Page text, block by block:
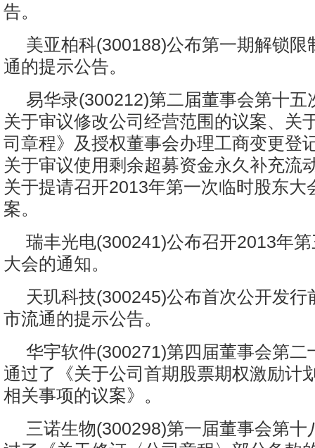
告。
美亚柏科(300188)公布第一期解锁限
通的提示公告。
易华录(300212)第二届董事会第十五
关于审议修改公司经营范围的议案、关
司章程》及授权董事会办理工商变更登
关于审议使用剩余超募资金永久补充流
关于提请召开2013年第一次临时股东大
案。
瑞丰光电(300241)公布召开2013年
大会的通知。
天玑科技(300245)公布首次公开发行
市流通的提示公告。
华宇软件(300271)第四届董事会第二
通过了《关于公司首期股票期权激励计
相关事项的议案》。
三诺生物(300298)第一届董事会第十